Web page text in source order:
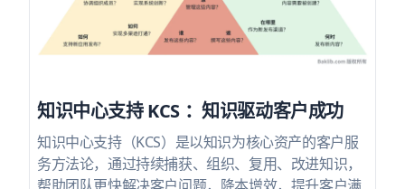
知识中心支持 KCS ：知识驱动客户成功
知识中心支持（KCS）是以知识为核心资产的客户服
务方法论，通过持续捕获、组织、复用、改进知识，